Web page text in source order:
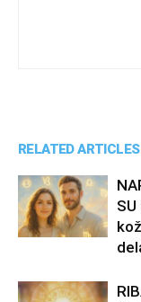
RELATED ARTICLES